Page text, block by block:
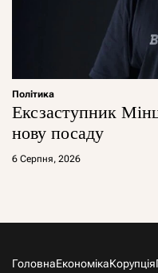
Політика
Ексзаступник
нову посаду
6 Серпня, 2026
ГоловнаЕкономікаКорупція